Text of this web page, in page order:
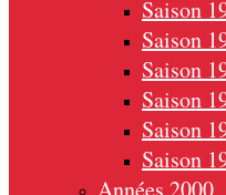
Saison
Saison
Saison
Saison
Saison
Saison
Années 2000